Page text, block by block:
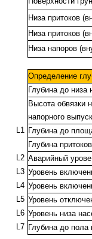
Низа притоков
Низа притоков
Низа напоров
Определение
Глубина до низа
Высота обвязки
напорного
L1 Глубина до
Глубина
L2 Аварийный
L3 Уровень
L4 Уровень
L5 Уровень
L6 Уровень низа
L7 Глубина до пола